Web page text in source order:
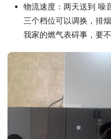
物流速度：两天送到 噪
三个档位可以调换，排
我家的燃气表碍事，要